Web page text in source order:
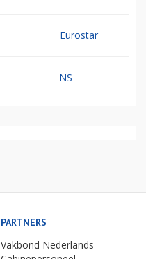
Eurostar
NS
PARTNERS
Vakbond Nederlands